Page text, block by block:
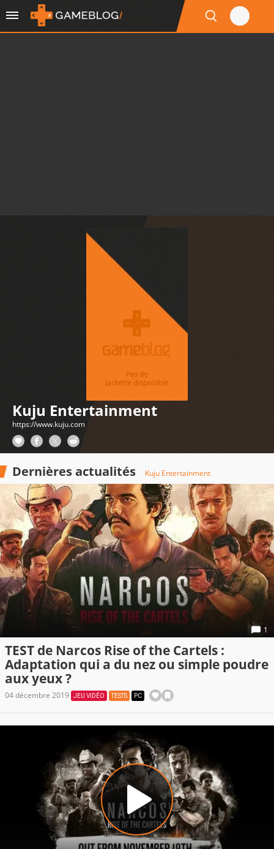
Kuju Entertainment
https://www.kuju.com
Dernières actualités Kuju Entertainment
1
TEST de Narcos Rise of the Cartels :
Adaptation qui a du nez ou simple poudre
aux yeux ?
04 décembre 2019 JEU VIDÉO TESTS PC